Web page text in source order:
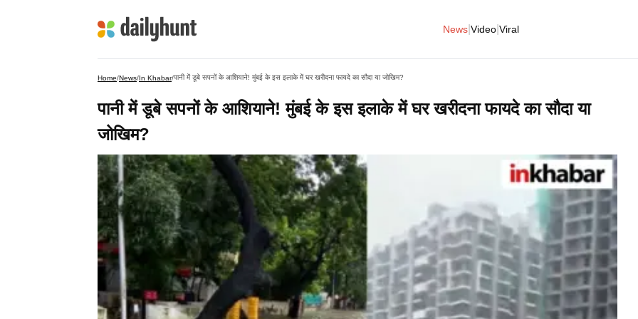
News Video Viral
Home/News/In Khabar/पानी में डूबे सपनों के आशियाने! मुंबई के इस इलाके में घर खरीदना फायदे का सौदा या जोखिम?
पानी में डूबे सपनों के आशियाने! मुंबई के इस इलाके में घर खरीदना फायदे का सौदा या
जोखिम?